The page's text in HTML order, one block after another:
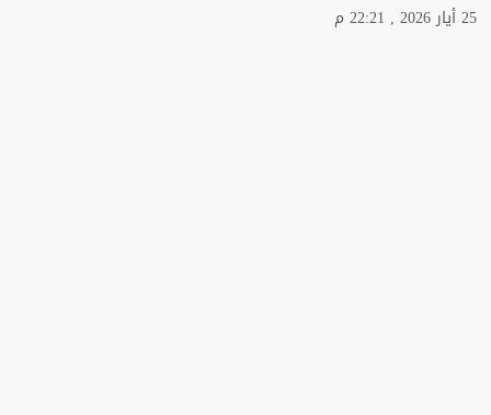
25 أيار 2026 , 22:21 م